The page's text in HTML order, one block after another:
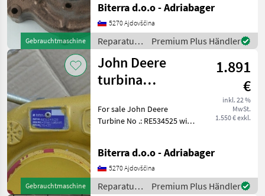
Gebrauchtmaschine
endgültigen Bestellung ist
es notwendig, die
Spezifikationen und Skizzen
mit Maßen, die von un
Biterra d.o.o - Adriabager
5270 Ajdovščina
Reparatur
und
Ersatzteile
/ Cummins
Premium Plus Händler
Gebrauchtmaschine
John Deere
turbina
1.891
€
inkl. 22 %
MwSt.
1.550 € exkl.
For sale John Deere
Turbine No .: RE534525 with
Actuator Kit 175764,
59001107432 Reparatur
und Ersatzteil
Biterra d.o.o - Adriabager
5270 Ajdovščina
Reparatur
Premium Plus Händler